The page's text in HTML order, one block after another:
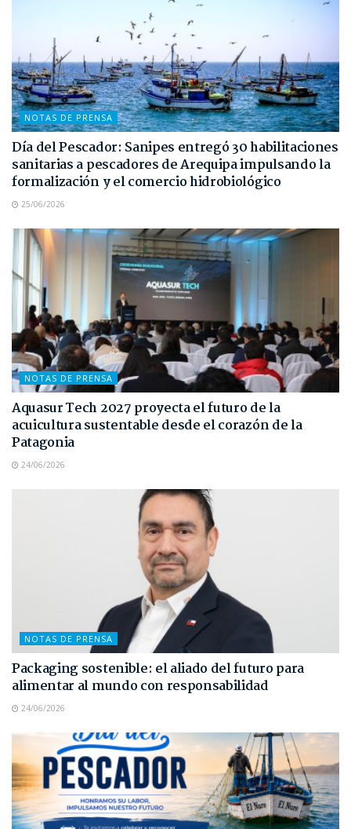
NOTAS DE PRENSA
Día del Pescador: Sanipes entregó 30 habilitaciones
sanitarias a pescadores de Arequipa impulsando la
formalización y el comercio hidrobiológico
25/06/2026
NOTAS DE PRENSA
Aquasur Tech 2027 proyecta el futuro de la
acuicultura sustentable desde el corazón de la
Patagonia
24/06/2026
NOTAS DE PRENSA
Packaging sostenible: el aliado del futuro para
alimentar al mundo con responsabilidad
24/06/2026